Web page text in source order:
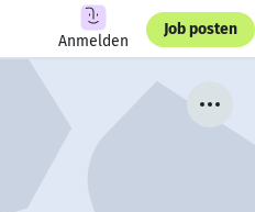
Anmelden
Job posten